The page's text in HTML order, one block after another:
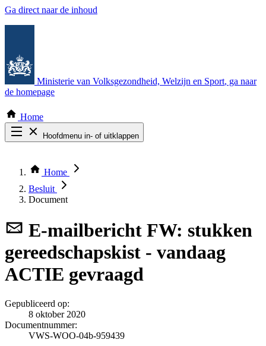
Ga direct naar de inhoud
Ministerie van Volksgezondheid, Welzijn en Sport, ga naar
de homepage
Home
Hoofdmenu in- of uitklappen
Thema COVID-19
Bekijk per bestuursorgaan
Home
Besluit
Document
E-mailbericht FW: stukken
gereedschapskist - vandaag
ACTIE gevraagd
Gepubliceerd op:
8 oktober 2020
Documentnummer:
VWS-WOO-04b-959439